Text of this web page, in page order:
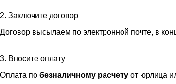
2. Заключите договор
Договор высылаем по электронной почте, в
3. Вносите оплату
Оплата побезналичному расчету от юрлица